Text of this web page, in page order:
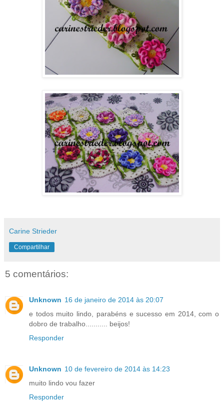
Carine Strieder
Compartilhar
5 comentários:
Unknown 16 de janeiro de 2014 às 20:07
e todos muito lindo, parabéns e sucesso em 2014, com o
dobro de trabalho........... beijos!
Responder
Unknown 10 de fevereiro de 2014 às 14:23
muito lindo vou fazer
Responder